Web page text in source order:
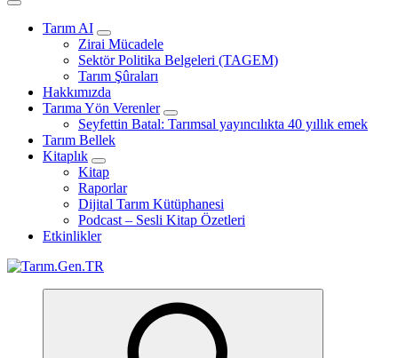
Tarım AI
Zirai Mücadele
Sektör Politika Belgeleri (TAGEM)
Tarım Şûraları
Hakkımızda
Tarıma Yön Verenler
Seyfettin Batal: Tarımsal yayıncılıkta 40 yıllık emek
Tarım Bellek
Kitaplık
Kitap
Raporlar
Dijital Tarım Kütüphanesi
Podcast – Sesli Kitap Özetleri
Etkinlikler
Türk Tarımının İnternetteki Adresi